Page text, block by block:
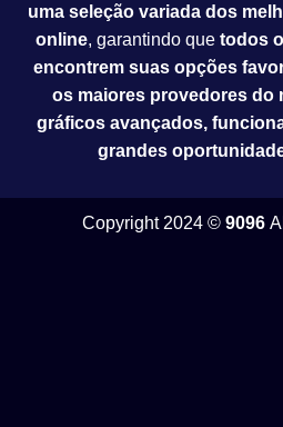
uma seleção variada dos
online, garantindo que todos
encontrem suas opções
os maiores provedores do
gráficos avançados,
grandes
Copyright 2024 © 9096